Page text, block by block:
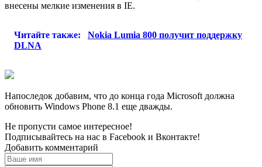
внесены мелкие изменения в IE.
Читайте также:
Nokia Lumia 800 получит поддержку
DLNA
Напоследок добавим, что до конца года Microsoft должна
обновить Windows Phone 8.1 еще дважды.
Не пропусти самое интересное!
Подписывайтесь на нас в Facebook и Вконтакте!
Добавить комментарий